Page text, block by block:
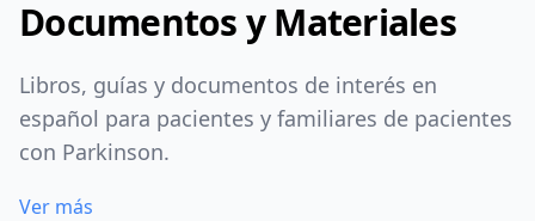
Documentos y Materiales
Libros, guías y documentos de interés en
español para pacientes y familiares de pacientes
con Parkinson.
Ver más